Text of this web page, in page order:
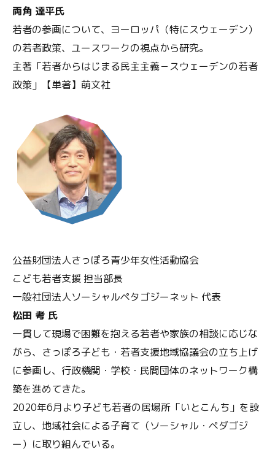
両角 達平氏
若者の参画について、ヨーロッパ（特にスウェーデン）
の若者政策、ユースワークの視点から研究。
主著「若者からはじまる民主主義－スウェーデンの若者
政策」【単著】萌文社
公益財団法人さっぽろ青少年女性活動協会
こども若者支援 担当部長
一般社団法人ソーシャルペタゴジーネット 代表
松田 考 氏
一貫して現場で困難を抱える若者や家族の相談に応じな
がら、さっぽろ子ども・若者支援地域協議会の立ち上げ
に参画し、行政機関・学校・民間団体のネットワーク構
築を進めてきた。
2020年6月より子ども若者の居場所「いとこんち」を設
立し、地域社会による子育て（ソーシャル・ペダゴジ
ー）に取り組んでいる。